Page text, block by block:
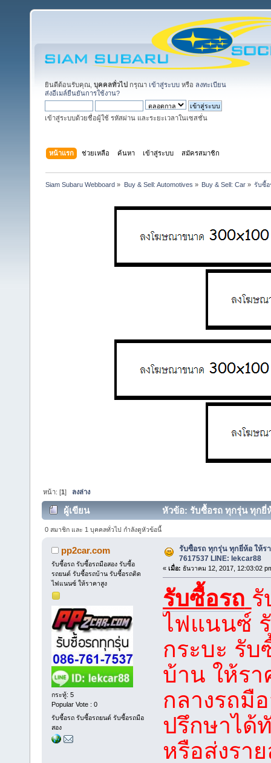
ยินดีต้อนรับคุณ, บุคคลทั่วไป กรุณา เข้าสู่ระบบ หรือ ลงทะเบียน
ส่งอีเมล์ยืนยันการใช้งาน?
เข้าสู่ระบบด้วยชื่อผู้ใช้ รหัสผ่าน และระยะเวลาในเซสชั่น
หน้าแรก ช่วยเหลือ ค้นหา เข้าสู่ระบบ สมัครสมาชิก
Siam Subaru Webboard » Buy & Sell: Automotives » Buy & Sell: Car» รับซื้อ
หน้า: [1] ลงล่าง
ผู้เขียน
หัวข้อ: รับซื้อรถ ทุกรุ่น ทุกยี่
ครั้ง)
0 สมาชิก และ 1 บุคคลทั่วไป กำลังดูหัวข้อนี้
pp2car.com
รับซื้อรถ รับซื้อรถมือสอง รับซื้อ
รถยนต์ รับซื้อรถบ้าน รับซื้อรถติด
ไฟแนนซ์ ให้ราคาสูง
กระทู้: 5
Popular Vote : 0
รับซื้อรถ รับซื้อรถยนต์ รับซื้อรถมือ
สอง
รับซื้อรถ ทุกรุ่น ทุกยี่ห้อ ให้ร
7617537 LINE: lekcar88
« เมื่อ: ธันวาคม 12, 2017, 12:03:02
รับซื้อรถ
ไฟแนนซ์
กระบะ รับ
บ้าน ให้รา
กลางรถมื
ปรึกษาได้
หรือส่งรา